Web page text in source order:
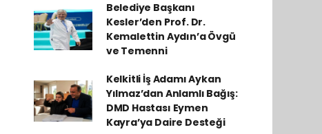
Belediye Başkanı
Kesler’den Prof. Dr.
Kemalettin Aydın’a Övgü
ve Temenni
Kelkitli İş Adamı Aykan
Yılmaz’dan Anlamlı Bağış:
DMD Hastası Eymen
Kayra’ya Daire Desteği